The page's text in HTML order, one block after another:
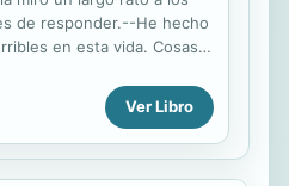
de responder.--He hecho
en esta vida. Cosas
He robado. He mentido
pero jamás he violado a
apreciar el gesto de
le aclaró, porque
Ver Libro